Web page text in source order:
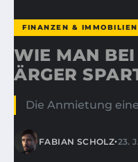
FINANZEN & IMMOBILIEN
WIE MAN
ÄRGER
Die Anmietung
FABIAN SCHOLZ•23.